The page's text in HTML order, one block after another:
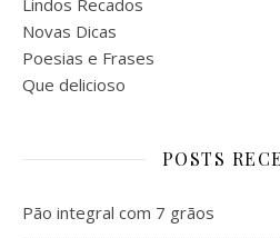
Lindos Recados
Novas Dicas
Poesias e Frases
Que delicioso
POSTS
Pão integral com 7 grãos